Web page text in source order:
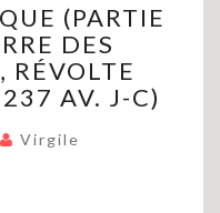
(PARTIE
DES
RÉVOLTE
AV. J-C)
Virgile